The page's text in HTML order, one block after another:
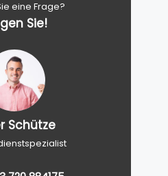
eine Frage?
Sie!
Schütze